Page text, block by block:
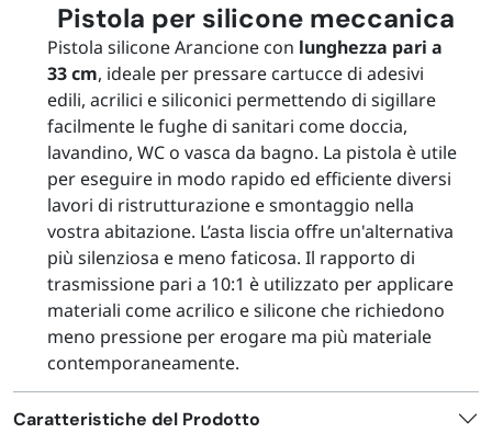
Pistola per silicone meccanica
Pistola silicone Arancione con lunghezza pari a
33 cm, ideale per pressare cartucce di adesivi
edili, acrilici e siliconici permettendo di sigillare
facilmente le fughe di sanitari come doccia,
lavandino, WC o vasca da bagno. La pistola è utile
per eseguire in modo rapido ed efficiente diversi
lavori di ristrutturazione e smontaggio nella
vostra abitazione. L’asta liscia offre un'alternativa
più silenziosa e meno faticosa. Il rapporto di
trasmissione pari a 10:1 è utilizzato per applicare
materiali come acrilico e silicone che richiedono
meno pressione per erogare ma più materiale
contemporaneamente.
Caratteristiche del Prodotto